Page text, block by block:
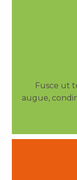
Fusce ut
augue,